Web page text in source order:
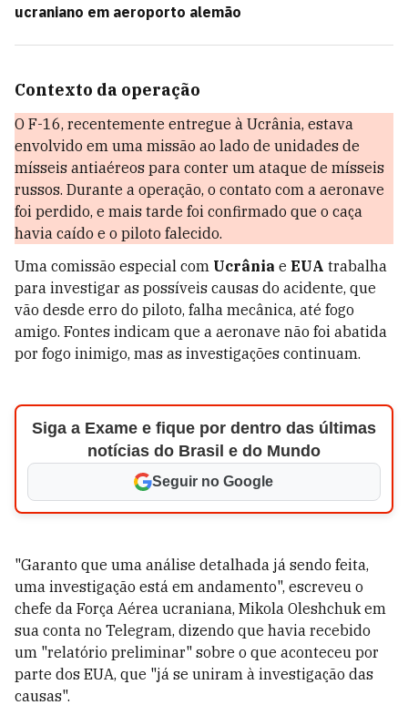
ucraniano em aeroporto alemão
Contexto da operação
O F-16, recentemente entregue à Ucrânia, estava
envolvido em uma missão ao lado de unidades de
mísseis antiaéreos para conter um ataque de mísseis
russos. Durante a operação, o contato com a aeronave
foi perdido, e mais tarde foi confirmado que o caça
havia caído e o piloto falecido.
Uma comissão especial com Ucrânia e EUA trabalha
para investigar as possíveis causas do acidente, que
vão desde erro do piloto, falha mecânica, até fogo
amigo. Fontes indicam que a aeronave não foi abatida
por fogo inimigo, mas as investigações continuam.
Siga a Exame e fique por dentro das últimas
notícias do Brasil e do Mundo
Seguir no Google
"Garanto que uma análise detalhada já sendo feita,
uma investigação está em andamento", escreveu o
chefe da Força Aérea ucraniana, Mikola Oleshchuk em
sua conta no Telegram, dizendo que havia recebido
um "relatório preliminar" sobre o que aconteceu por
parte dos EUA, que "já se uniram à investigação das
causas".